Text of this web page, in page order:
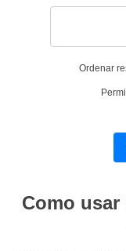
Ordenar
Como usar